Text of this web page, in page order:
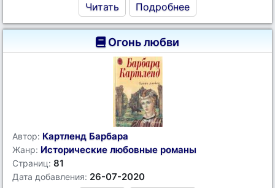
Читать Подробнее
Огонь любви
Автор: Картленд Барбара
Жанр: Исторические любовные романы
Страниц: 81
Дата добавления: 26-07-2020